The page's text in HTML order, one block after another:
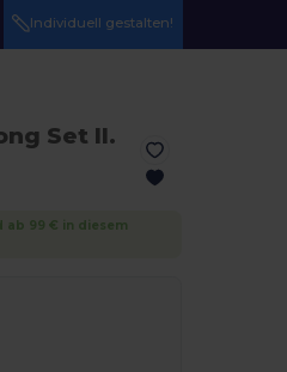
Individuell gestalten!
Set II.
ab 99 € in diesem